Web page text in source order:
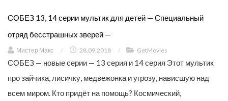
СОБЕЗ 13, 14 серии мультик для детей — Специальный
отряд бесстрашных зверей —
Мистер Макс / 28.09.2018 / GetMovies
СОБЕЗ — новые серии — 13 серия и 14 серия Этот мультик
про зайчика, лисичку, медвежонка и угрозу, нависшую над
всем миром. Кто придёт на помощь? Космический,